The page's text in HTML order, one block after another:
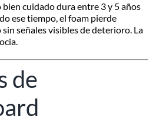
bien cuidado dura entre 3 y 5 años
ese tiempo, el foam pierde
señales visibles de deterioro. La
de